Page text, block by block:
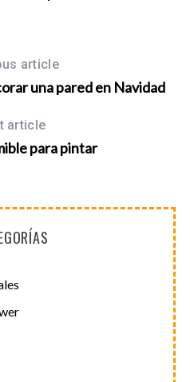
article
una pared en Navidad
article
para pintar